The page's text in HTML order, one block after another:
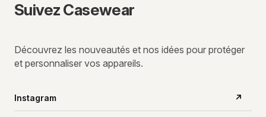
Suivez Casewear
Découvrez les nouveautés et nos idées pour protéger
et personnaliser vos appareils.
Instagram ↗